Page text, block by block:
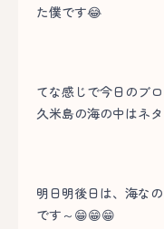
た僕です😂
てな感じで今日のブ
久米島の海の中はネ
明日明後日は、海な
です～😁😁😁